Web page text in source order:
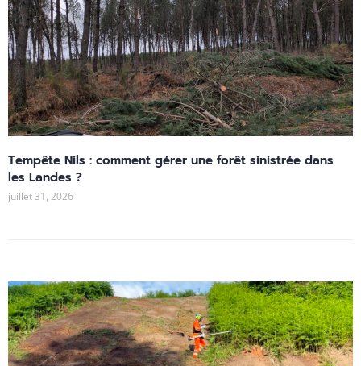
Tempête Nils : comment gérer une forêt sinistrée dans
les Landes ?
juillet 31, 2026